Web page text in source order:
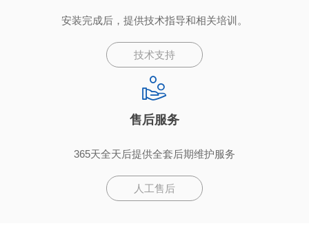
安装完成后，提供技术指导和相关培训。
技术支持
售后服务
365天全天后提供全套后期维护服务
人工售后